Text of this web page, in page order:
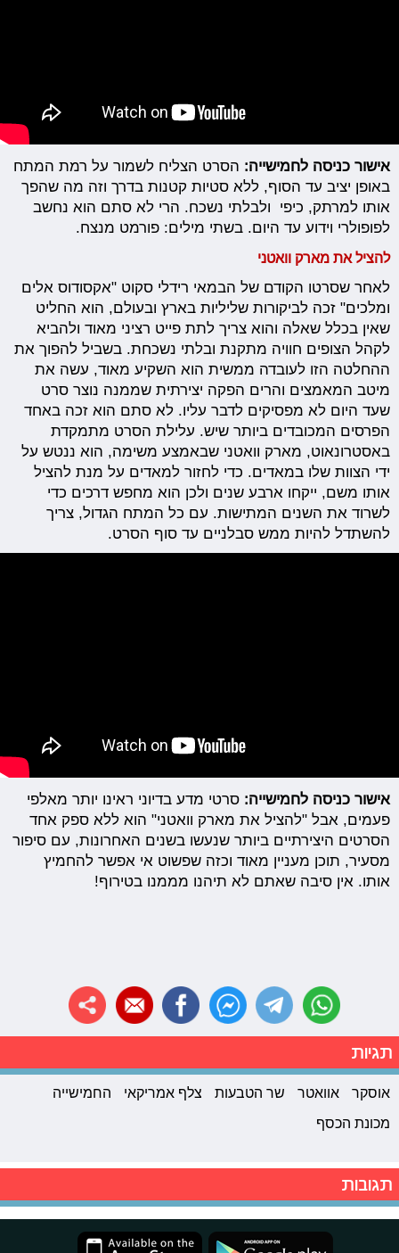
אישור כניסה לחמישייה: הסרט הצליח לשמור על רמת המתח
באופן יציב עד הסוף, ללא סטיות קטנות בדרך וזה מה שהפך
אותו למרתק, כיפי ולבלתי נשכח. הרי לא סתם הוא נחשב
לפופולרי וידוע עד היום. בשתי מילים: פורמט מנצח.
להציל את מארק וואטני
לאחר שסרטו הקודם של הבמאי רידלי סקוט "אקסודוס אלים
ומלכים" זכה לביקורות שליליות בארץ ובעולם, הוא החליט
שאין בכלל שאלה והוא צריך לתת פייט רציני מאוד ולהביא
לקהל הצופים חוויה מתקנת ובלתי נשכחת. בשביל להפוך את
ההחלטה הזו לעובדה ממשית הוא השקיע מאוד, עשה את
מיטב המאמצים והרים הפקה יצירתית שממנה נוצר סרט
שעד היום לא מפסיקים לדבר עליו. לא סתם הוא זכה באחד
הפרסים המכובדים ביותר שיש. עלילת הסרט מתמקדת
באסטרונאוט, מארק וואטני שבאמצע משימה, הוא ננטש על
ידי הצוות שלו במאדים. כדי לחזור למאדים על מנת להציל
אותו משם, ייקחו ארבע שנים ולכן הוא מחפש דרכים כדי
לשרוד את השנים המתישות. עם כל המתח הגדול, צריך
להשתדל להיות ממש סבלניים עד סוף הסרט.
אישור כניסה לחמישייה: סרטי מדע בדיוני ראינו יותר מאלפי
פעמים, אבל "להציל את מארק וואטני" הוא ללא ספק אחד
הסרטים היצירתיים ביותר שנעשו בשנים האחרונות, עם סיפור
מסעיר, תוכן מעניין מאוד וכזה שפשוט אי אפשר להחמיץ
אותו. אין סיבה שאתם לא תיהנו מממנו בטירוף!
תגיות
אוסקר אוואטר שר הטבעות צלף אמריקאי
החמישייה
מכונת הכסף
תגובות